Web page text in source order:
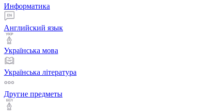
Информатика
Английский язык
Українська мова
Українська література
Другие предметы